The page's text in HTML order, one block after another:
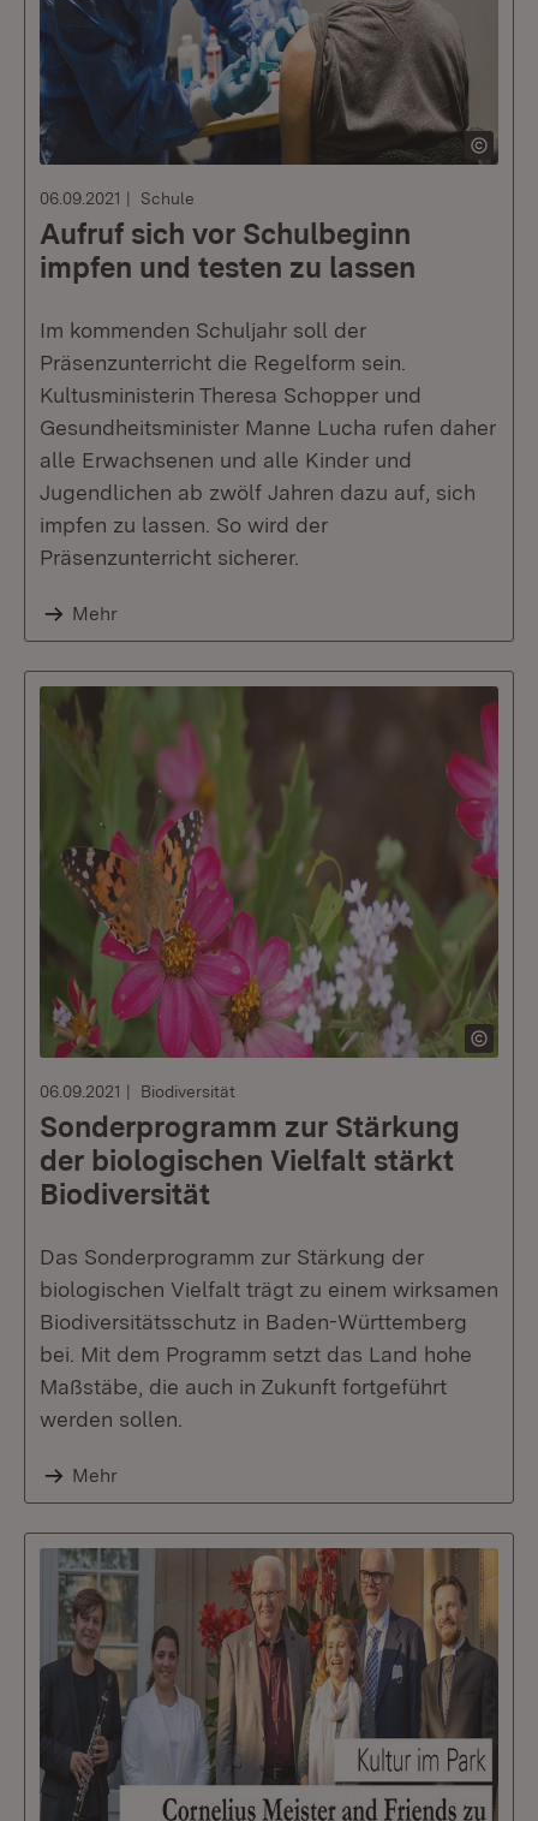
06.09.2021 Schule
Aufruf sich vor Schulbeginn
impfen und testen zu lassen
Im kommenden Schuljahr soll der
Präsenzunterricht die Regelform sein.
Kultusministerin Theresa Schopper und
Gesundheitsminister Manne Lucha rufen daher
alle Erwachsenen und alle Kinder und
Jugendlichen ab zwölf Jahren dazu auf, sich
impfen zu lassen. So wird der
Präsenzunterricht sicherer.
Mehr
06.09.2021 Biodiversität
Sonderprogramm zur Stärkung
der biologischen Vielfalt stärkt
Biodiversität
Das Sonderprogramm zur Stärkung der
biologischen Vielfalt trägt zu einem wirksamen
Biodiversitätsschutz in Baden-Württemberg
bei. Mit dem Programm setzt das Land hohe
Maßstäbe, die auch in Zukunft fortgeführt
werden sollen.
Mehr